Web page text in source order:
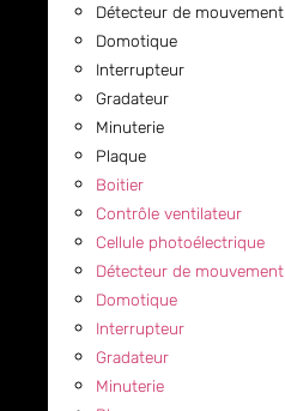
Détecteur de mouvement
Domotique
Interrupteur
Gradateur
Minuterie
Plaque
Boitier
Contrôle ventilateur
Cellule photoélectrique
Détecteur de mouvement
Domotique
Interrupteur
Gradateur
Minuterie